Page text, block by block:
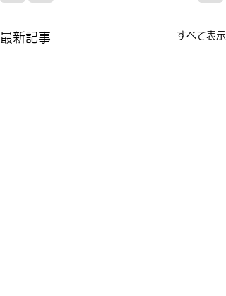
最新記事 すべて表示